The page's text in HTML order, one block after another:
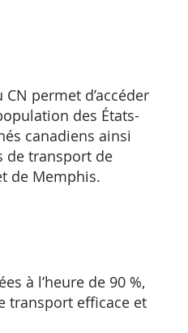
permet d’accéder
des États-
canadiens ainsi
de transport de
de Memphis.
à l’heure de 90 %,
transport efficace et